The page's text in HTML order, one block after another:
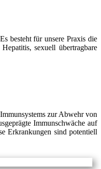
besteht für unsere Praxis die
sexuell übertragbare
zur Abwehr von
Immunschwäche auf
Erkrankungen sind potentiell